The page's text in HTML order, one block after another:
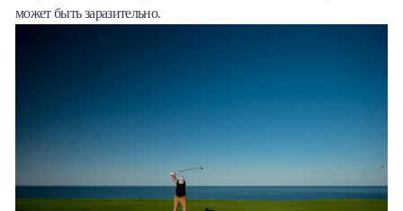
Премиальный сервис Prime Line
Карта КАКТУС
Продукты для Бизнеса
может быть заразительно.